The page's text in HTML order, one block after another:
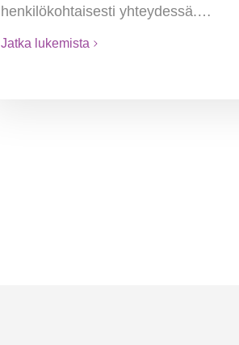
henkilökohtaisesti yhteydessä.…
Jatka lukemista